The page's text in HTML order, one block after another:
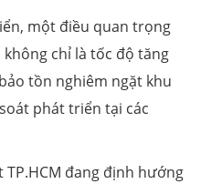
một điều quan trọng
chỉ là tốc độ tăng
tồn nghiêm ngặt khu
phát triển tại các
TP.HCM đang định hướng